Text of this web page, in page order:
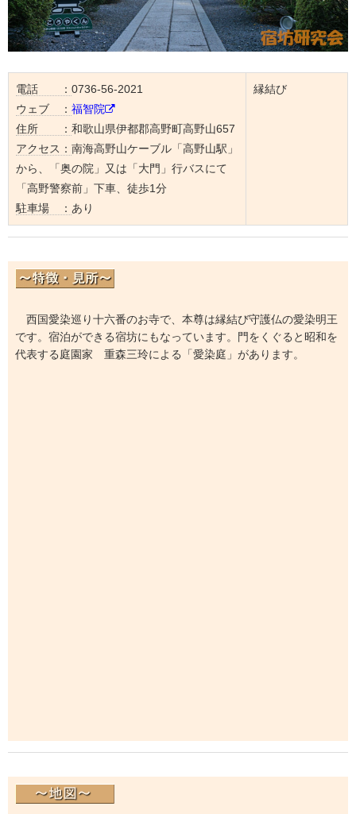
電話 ： 0736-56-2021
ウェブ ： 福智院
住所 ： 和歌山県伊都郡高野町高野山657
アクセス： 南海高野山ケーブル「高野山駅」
から、「奥の院」又は「大門」行バスにて
「高野警察前」下車、徒歩1分
駐車場 ： あり
縁結び
西国愛染巡り十六番のお寺で、本尊は縁結び守護仏の愛染明王
です。宿泊ができる宿坊にもなっています。門をくぐると昭和を
代表する庭園家 重森三玲による「愛染庭」があります。